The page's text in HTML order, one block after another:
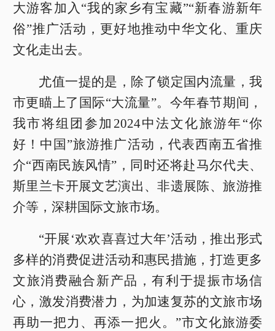
大游客加入“我的家乡有宝藏”“新春游新年
俗”推广活动，更好地推动中华文化、重庆
文化走出去。
尤值一提的是，除了锁定国内流量，我
市更瞄上了国际“大流量”。今年春节期间，
我市将组团参加2024中法文化旅游年“你
好！中国”旅游推广活动，代表西南五省推
介“西南民族风情”，同时还将赴马尔代夫、
斯里兰卡开展文艺演出、非遗展陈、旅游推
介等，深耕国际文旅市场。
“开展‘欢欢喜喜过大年’活动，推出形式
多样的消费促进活动和惠民措施，打造更多
文旅消费融合新产品，有利于提振市场信
心，激发消费潜力，为加速复苏的文旅市场
再助一把力、再添一把火。”市文化旅游委